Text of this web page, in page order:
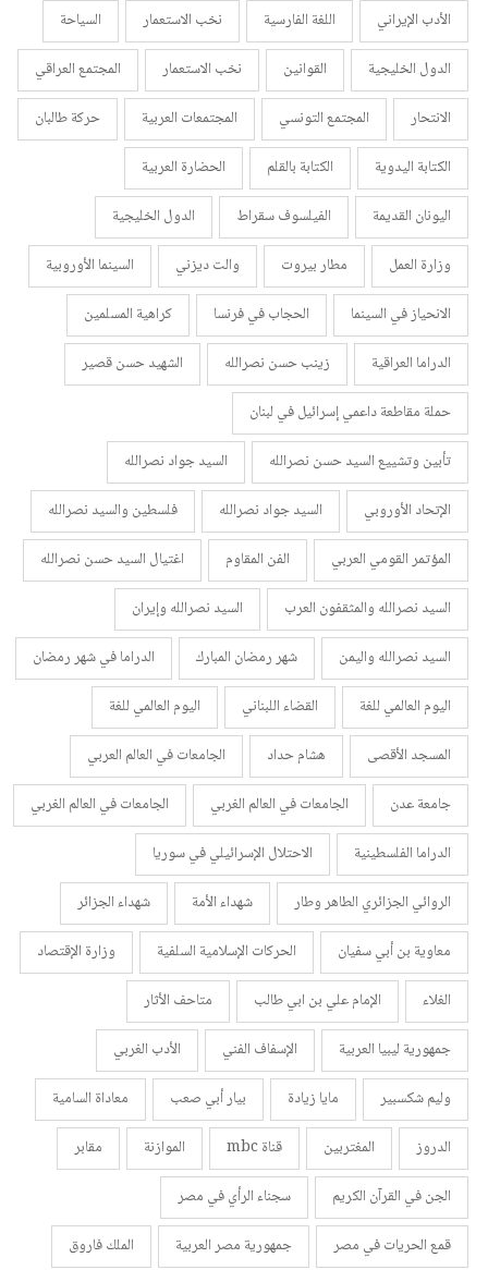
الأدب الإيراني
اللغة الفارسية نخب الاستعمار
السياحة
الدول الخليجية
القوانين نخب الاستعمار
المجتمع العراقي
الانتحار
المجتمع التونسي المجتمعات العربية
حركة طالبان
الكتابة اليدوية
الكتابة بالقلم
الحضارة العربية
اليونان القديمة
الفيلسوف سقراط
الدول الخليجية
وزارة العمل
مطار بيروت والت ديزني
السينما الأوروبية
الانحياز في السينما
الحجاب في فرنسا
كراهية المسلمين
الدراما العراقية
زينب حسن نصرالله
الشهيد حسن قصير
حملة مقاطعة داعمي إسرائيل في لبنان
تأبين وتشييع السيد حسن نصرالله
السيد جواد نصرالله
الإتحاد الأوروبي
السيد جواد نصرالله
فلسطين والسيد نصرالله
المؤتمر القومي العربي
الفن المقاوم
اغتيال السيد حسن نصرالله
السيد نصرالله والمثقفون العرب
السيد نصرالله وإيران
السيد نصرالله واليمن
شهر رمضان المبارك
الدراما في شهر رمضان
اليوم العالمي للغة
القضاء اللبناني
اليوم العالمي للغة
المسجد الأقصى
هشام حداد
الجامعات في العالم العربي
جامعة عدن
الجامعات في العالم الغربي
الجامعات في العالم الغربي
الدراما الفلسطينية
الاحتلال الإسرائيلي في سوريا
الروائي الجزائري الطاهر وطار
شهداء الأمة
شهداء الجزائر
معاوية بن أبي سفيان
الحركات الإسلامية السلفية
وزارة الإقتصاد
الغلاء
الإمام علي بن ابي طالب
متاحف الأثار
جمهورية ليبيا العربية
الإسفاف الفني
الأدب الغربي
وليم شكسبير
مايا زيادة بيار أبي صعب
معاداة السامية
الدروز
المغتربين قناة mbc الموازنة
مقابر
الجن في القرآن الكريم
سجناء الرأي في مصر
قمع الحريات في مصر
جمهورية مصر العربية الملك فاروق